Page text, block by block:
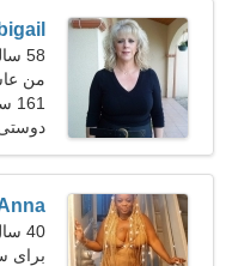
58 ساله, عقرب
من
فیلم
کیلوگرم (132
40 سال, جوزا
برای